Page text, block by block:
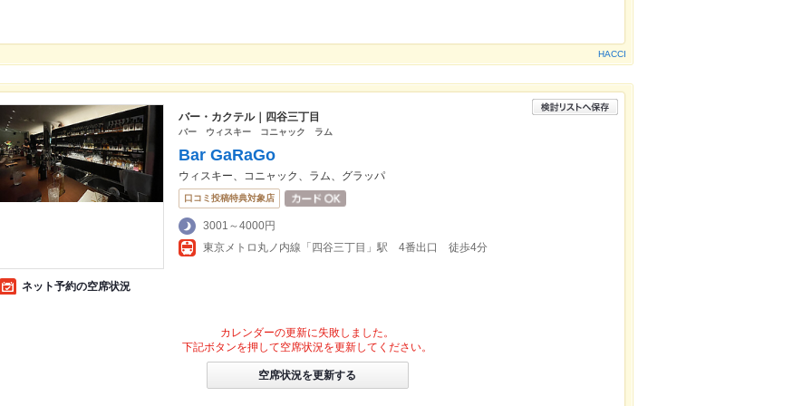
HACCI
バー・カクテル｜四谷三丁目
バー ウィスキー コニャック ラム
Bar GaRaGo
ウィスキー、コニャック、ラム、グラッパ
口コミ投稿特典対象店
3001～4000円
東京メトロ丸ノ内線「四谷三丁目」駅 4番出口 徒歩4分
ネット予約の空席状況
カレンダーの更新に失敗しました。
下記ボタンを押して空席状況を更新してください。
空席状況を更新する